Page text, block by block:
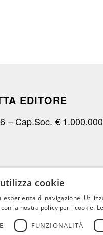
EDITORE
– Cap.Soc. €
LE OPERE RICONOSCIMENTI PER I
cookie
di navigazione.
la nostra policy per i cookie.
FUNZIONALITÀ